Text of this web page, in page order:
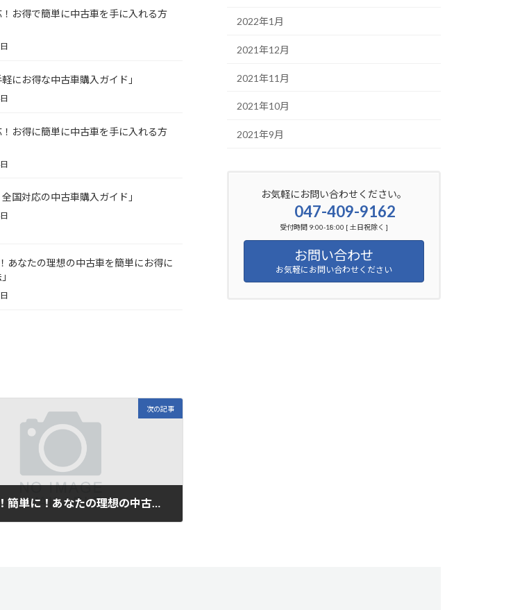
！お得で簡単に中古車を手に入れる方
軽にお得な中古車購入ガイド」
！お得に簡単に中古車を手に入れる方
全国対応の中古車購入ガイド」
あなたの理想の中古車を簡単にお得に
次の記事
「お得に！簡単に！あなたの理想の中古車購入を全国納車でサポートします！」
2022年1月
2021年12月
2021年11月
2021年10月
2021年9月
お気軽にお問い合わせください。
047-409-9162
受付時間 9:00-18:00 [ 土日祝除く ]
お問い合わせ
お気軽にお問い合わせください